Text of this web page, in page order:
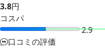
3.8円
コスパ
2.9
口コミの評価